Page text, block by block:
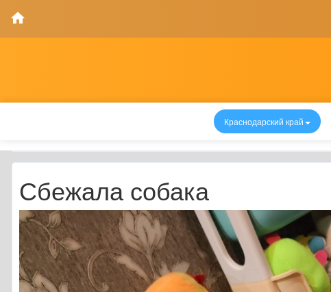
Краснодарский край
Сбежала собака